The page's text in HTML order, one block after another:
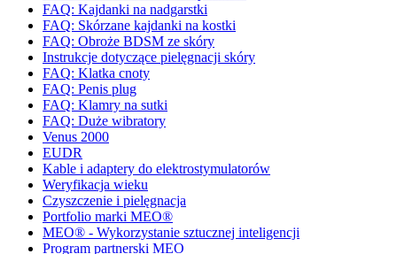
FAQ: Kajdanki na nadgarstki
FAQ: Skórzane kajdanki na kostki
FAQ: Obroże BDSM ze skóry
Instrukcje dotyczące pielęgnacji skóry
FAQ: Klatka cnoty
FAQ: Penis plug
FAQ: Klamry na sutki
FAQ: Duże wibratory
Venus 2000
EUDR
Kable i adaptery do elektrostymulatorów
Weryfikacja wieku
Czyszczenie i pielęgnacja
Portfolio marki MEO®
MEO® - Wykorzystanie sztucznej inteligencji
Program partnerski MEO